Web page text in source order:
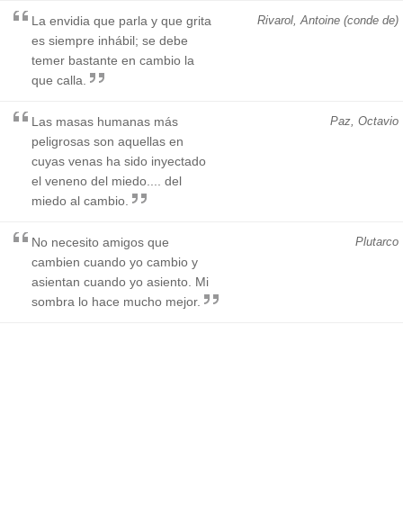
Rivarol, Antoine (conde de)
La envidia que parla y que grita
es siempre inhábil; se debe
temer bastante en cambio la
que calla.
Paz, Octavio
Las masas humanas más
peligrosas son aquellas en
cuyas venas ha sido inyectado
el veneno del miedo.... del
miedo al cambio.
Plutarco
No necesito amigos que
cambien cuando yo cambio y
asientan cuando yo asiento. Mi
sombra lo hace mucho mejor.